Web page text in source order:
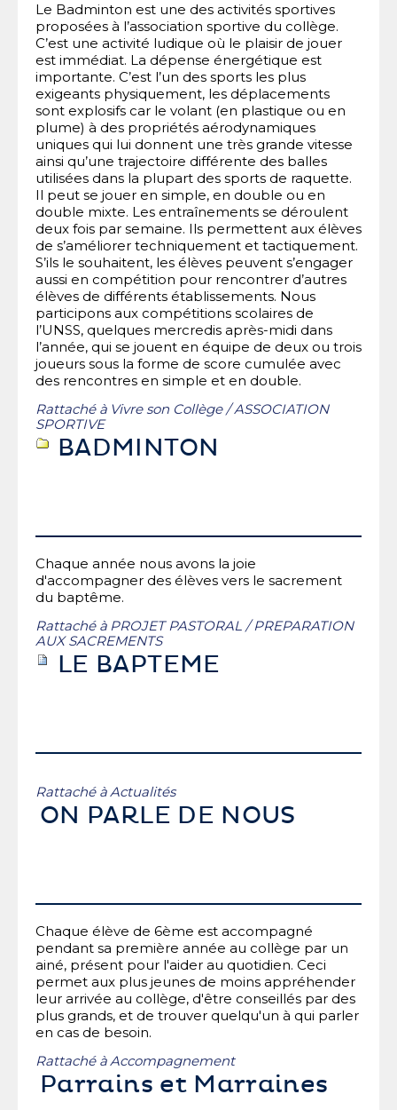
Le Badminton est une des activités sportives
proposées à l’association sportive du collège.
C’est une activité ludique où le plaisir de jouer
est immédiat. La dépense énergétique est
importante. C’est l’un des sports les plus
exigeants physiquement, les déplacements
sont explosifs car le volant (en plastique ou en
plume) à des propriétés aérodynamiques
uniques qui lui donnent une très grande vitesse
ainsi qu’une trajectoire différente des balles
utilisées dans la plupart des sports de raquette.
Il peut se jouer en simple, en double ou en
double mixte. Les entraînements se déroulent
deux fois par semaine. Ils permettent aux élèves
de s’améliorer techniquement et tactiquement.
S’ils le souhaitent, les élèves peuvent s’engager
aussi en compétition pour rencontrer d’autres
élèves de différents établissements. Nous
participons aux compétitions scolaires de
l’UNSS, quelques mercredis après-midi dans
l’année, qui se jouent en équipe de deux ou trois
joueurs sous la forme de score cumulée avec
des rencontres en simple et en double.
Rattaché à Vivre son Collège /ASSOCIATION
SPORTIVE
BADMINTON
Chaque année nous avons la joie
d'accompagner des élèves vers le sacrement
du baptême.
Rattaché à PROJET PASTORAL /PREPARATION
AUX SACREMENTS
LE BAPTEME
Rattaché àActualités
ON PARLE DE NOUS
Chaque élève de 6ème est accompagné
pendant sa première année au collège par un
ainé, présent pour l'aider au quotidien. Ceci
permet aux plus jeunes de moins appréhender
leur arrivée au collège, d'être conseillés par des
plus grands, et de trouver quelqu'un à qui parler
en cas de besoin.
Rattaché àAccompagnement
Parrains et Marraines